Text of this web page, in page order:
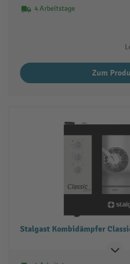
4 Arbeitstage
Zum
Stalgast Kombidämpfer